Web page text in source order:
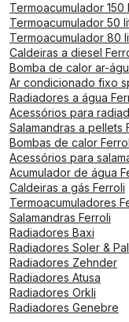
Termoacumulador 150
Termoacumulador 50
Termoacumulador 80
Caldeiras a diesel
Bomba de calor ar-
Ar condicionado fixo
Radiadores a água
Acessórios para
Salamandras a pellets
Bombas de calor
Acessórios para
Acumulador de água
Caldeiras a gás Ferroli
Termoacumuladores
Salamandras Ferroli
Radiadores Baxi
Radiadores Soler &
Radiadores Zehnder
Radiadores Atusa
Radiadores Orkli
Radiadores Genebre